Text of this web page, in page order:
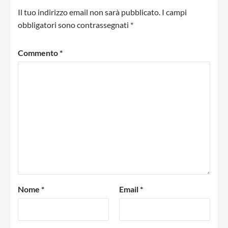
Il tuo indirizzo email non sarà pubblicato. I campi
obbligatori sono contrassegnati *
Commento*
Nome * Email*